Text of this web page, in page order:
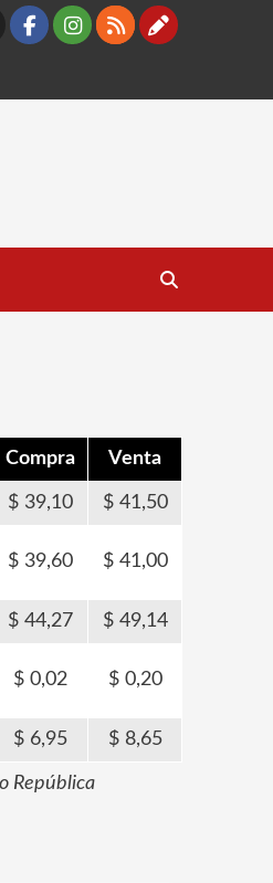
Facebook
Instagram
RSS
Compra Venta
39,10 41,50
39,60 41,00
44,27 49,14
0,02 0,20
6,95 8,65
República